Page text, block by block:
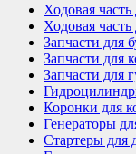
Ходовая часть
Ходовая часть
Запчасти для
Запчасти для
Запчасти для
Коронки для
Генераторы
Стартеры для